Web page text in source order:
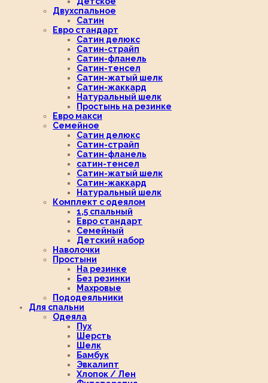
Двухспальное
Сатин
Евро стандарт
Сатин делюкс
Сатин-страйп
Сатин-фланель
Сатин-тенсел
Сатин-жатый шелк
Сатин-жаккард
Натуральный шелк
Простынь на резинке
Евро макси
Семейное
Сатин делюкс
Сатин-страйп
Сатин-фланель
сатин-тенсел
Сатин-жатый шелк
Сатин-жаккард
Натуральный шелк
Комплект с одеялом
1,5 спальный
Евро стандарт
Семейный
Детский набор
Наволочки
Простыни
На резинке
Без резинки
Махровые
Пододеяльники
Для спальни
Одеяла
Пух
Шерсть
Шелк
Бамбук
Эвкалипт
Хлопок / Лен